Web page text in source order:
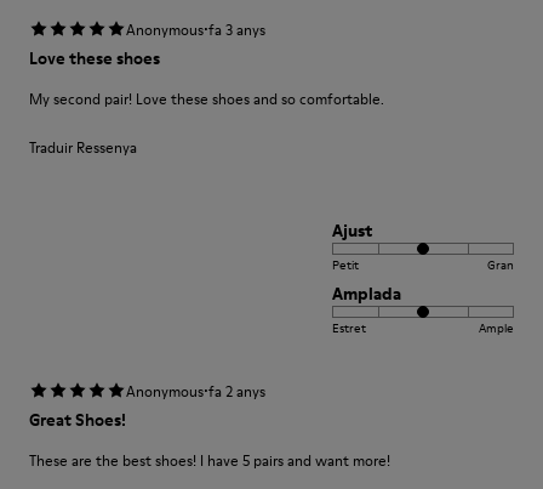
Anonymous·fa 3 anys
Love these shoes
My second pair! Love these shoes and so comfortable.
Traduir Ressenya
Ajust
Petit Gran
Amplada
Estret Ample
Anonymous·fa 2 anys
Great Shoes!
These are the best shoes! I have 5 pairs and want more!